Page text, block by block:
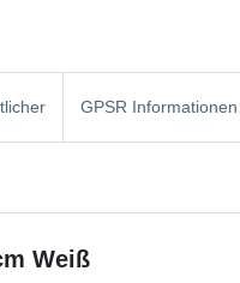
GPSR Informationen
Weiß